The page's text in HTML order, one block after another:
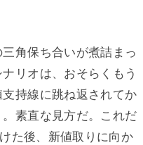
角保ち合いが煮詰まっ
リオは、おそらくもう
持線に跳ね返されてか
素直な見方だ。これだ
た後、新値取りに向か